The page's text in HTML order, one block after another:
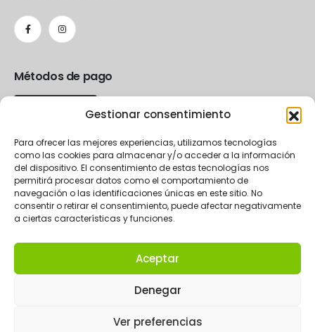
Gestionar consentimiento
Para ofrecer las mejores experiencias, utilizamos tecnologías
como las cookies para almacenar y/o acceder a la información
del dispositivo. El consentimiento de estas tecnologías nos
permitirá procesar datos como el comportamiento de
navegación o las identificaciones únicas en este sitio. No
consentir o retirar el consentimiento, puede afectar negativamente
a ciertas características y funciones.
Aceptar
Denegar
Ver preferencias
Métodos de pago
2024 La Rueda eCommerce.